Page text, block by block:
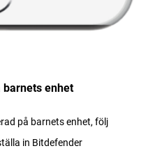
barnets enhet
på barnets enhet, följ
in Bitdefender